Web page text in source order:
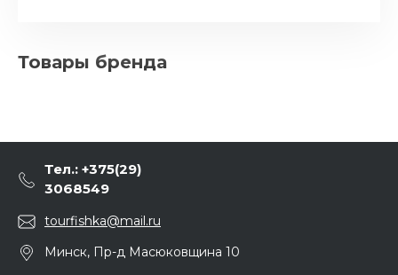
Товары бренда
Тел.: +375(29)
3068549
tourfishka@mail.ru
Минск, Пр-д Масюковщина 10